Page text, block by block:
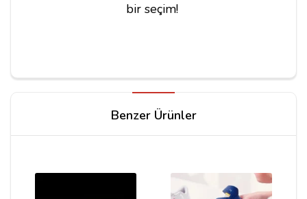
bir seçim!
Yorum YapınBenzer Ürünler